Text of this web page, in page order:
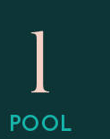
1
POOL